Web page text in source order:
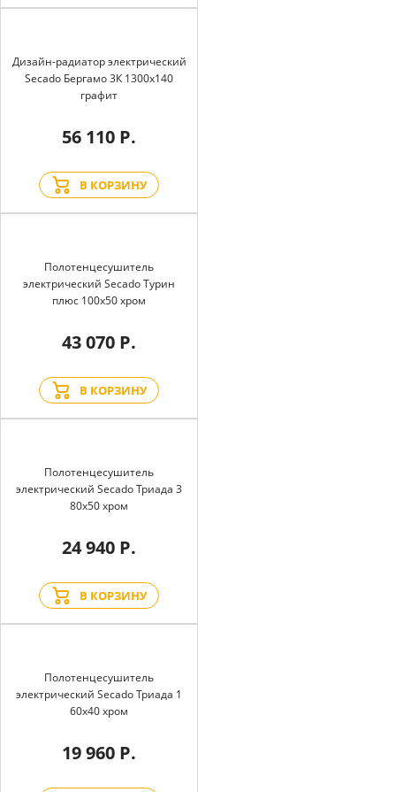
Дизайн-радиатор электрический
Secado Бергамо 3К 1300x140
графит
56 110 Р.
В КОРЗИНУ
Полотенцесушитель
электрический Secado Турин
плюс 100x50 хром
43 070 Р.
В КОРЗИНУ
Полотенцесушитель
электрический Secado Триада 3
80x50 хром
24 940 Р.
В КОРЗИНУ
Полотенцесушитель
электрический Secado Триада 1
60x40 хром
19 960 Р.